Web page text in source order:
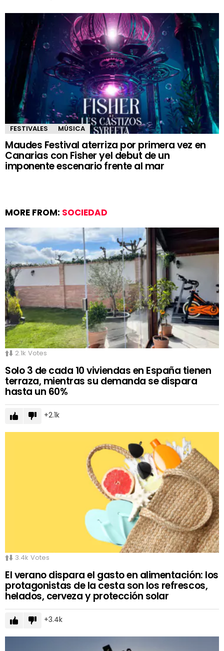
FESTIVALES MÚSICA
Maudes Festival aterriza por primera vez en
Canarias con Fisher yel debut de un
imponente escenario frente al mar
MORE FROM: SOCIEDAD
2.1k Votes
Solo 3 de cada 10 viviendas en España tienen
terraza, mientras su demanda se dispara
hasta un 60%
2.1k
3.4k Votes
El verano dispara el gasto en alimentación: los
protagonistas de la cesta son los refrescos,
helados, cerveza y protección solar
3.4k